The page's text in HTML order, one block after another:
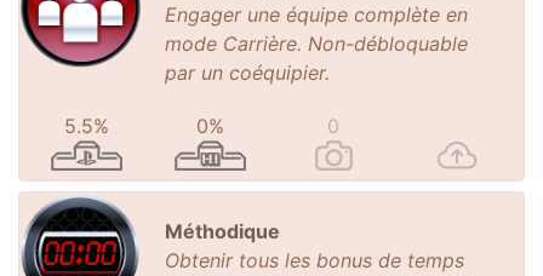
Engager une équipe complète en
mode Carrière. Non-débloquable
par un coéquipier.
5.5% 0% 0
Méthodique
Obtenir tous les bonus de temps